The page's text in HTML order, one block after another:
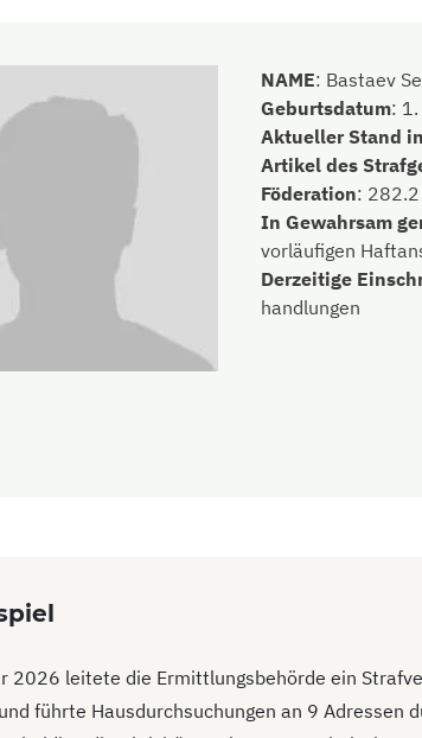
NAME: Bastaev
Geburtsdatum:
Aktueller Stand
Artikel des
Föderation: 282.2
In Gewahrsam
vorläufigen
Derzeitige
handlungen
2026 leitete die Ermittlungsbehörde ein
führte Hausdurchsuchungen an 9 Adressen